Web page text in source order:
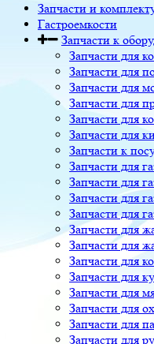
Запчасти и
Гастроемкости
Запчасти к
Запчасти для
Запчасти для
Запчасти для
Запчасти для
Запчасти для
Запчасти для
Запчасти к
Запчасти для
Запчасти для
Запчасти для
Запчасти для
Запчасти для
Запчасти для
Запчасти для
Запчасти для
Запчасти для
Запчасти для
Запчасти для
Запчасти для